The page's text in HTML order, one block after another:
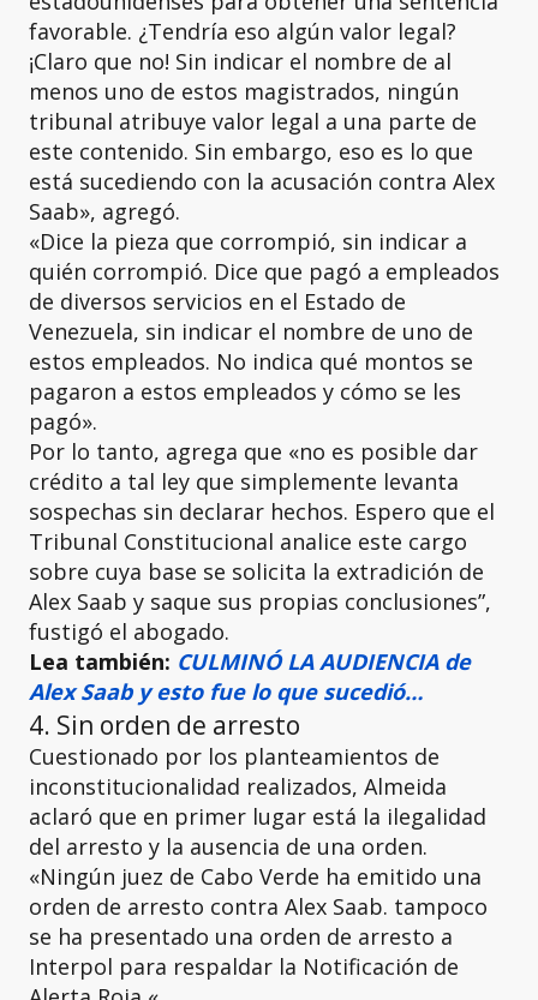
favorable. ¿Tendría eso algún valor legal?
¡Claro que no! Sin indicar el nombre de al
menos uno de estos magistrados, ningún
tribunal atribuye valor legal a una parte de
este contenido. Sin embargo, eso es lo que
está sucediendo con la acusación contra Alex
Saab», agregó.
«Dice la pieza que corrompió, sin indicar a
quién corrompió. Dice que pagó a empleados
de diversos servicios en el Estado de
Venezuela, sin indicar el nombre de uno de
estos empleados. No indica qué montos se
pagaron a estos empleados y cómo se les
pagó».
Por lo tanto, agrega que «no es posible dar
crédito a tal ley que simplemente levanta
sospechas sin declarar hechos. Espero que el
Tribunal Constitucional analice este cargo
sobre cuya base se solicita la extradición de
Alex Saab y saque sus propias conclusiones”,
fustigó el abogado.
Lea también: CULMINÓ LA AUDIENCIA de
Alex Saab y esto fue lo que sucedió…
4. Sin orden de arresto
Cuestionado por los planteamientos de
inconstitucionalidad realizados, Almeida
aclaró que en primer lugar está la ilegalidad
del arresto y la ausencia de una orden.
«Ningún juez de Cabo Verde ha emitido una
orden de arresto contra Alex Saab. tampoco
se ha presentado una orden de arresto a
Interpol para respaldar la Notificación de